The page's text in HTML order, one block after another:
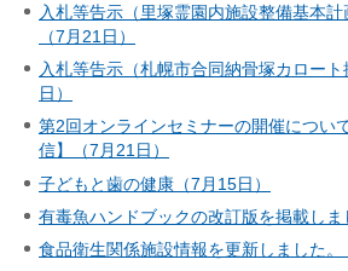
入札等告示（里塚霊園内施設整備基本計
（7月21日）
入札等告示（札幌市合同納骨塚カロー
日）
第2回オンラインセミナーの開催につい
信】（7月21日）
子どもと歯の健康（7月15日）
有毒魚ハンドブックの改訂版を掲載しま
食品衛生関係施設情報を更新しました。